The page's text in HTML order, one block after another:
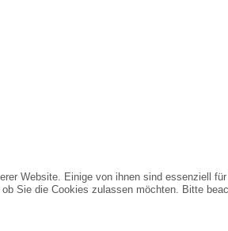
Website. Einige von ihnen sind essenziell
Sie die Cookies zulassen möchten. Bitte